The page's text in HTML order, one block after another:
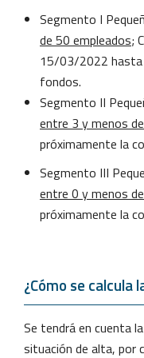
Segmento I
de 50 empleados;
15/03/2022
fondos.
Segmento II
entre 3 y menos
próximamente la
Segmento III
entre 0 y menos
próximamente la
¿Cómo se calcula
Se tendrá en cuenta
situación de alta, por